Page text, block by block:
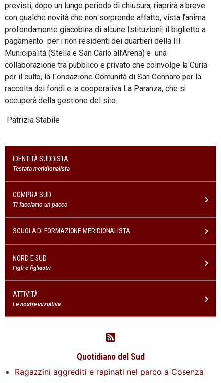
IDENTITÀ SUDDISTA
Testata meridionalista
COMPRA SUD
Ti facciamo un pacco
SCUOLA DI FORMAZIONE MERIDIONALISTA
NORD E SUD
Figli e figliastri
ATTIVITÀ
Le nostre iniziativa
Quotidiano del Sud
Ragazzini aggrediti e rapinati nel parco a Cosenza
previsti, dopo un lungo periodo di chiusura, riaprirà a breve
con qualche novità che non sorprende affatto, vista l’anima
profondamente giacobina di alcune Istituzioni: il biglietto a
pagamento per i non residenti dei quartieri della III
Municipalità (Stella e San Carlo all’Arena) e una
collaborazione tra pubblico e privato che coinvolge la Curia
per il culto, la Fondazione Comunità di San Gennaro per la
raccolta dei fondi e la cooperativa La Paranza, che si
occuperà della gestione del sito.
Patrizia Stabile